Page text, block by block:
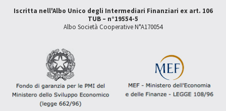
Iscritta nell'Albo Unico degli Intermediari Finanziari ex art. 106
TUB – n°19554-5
Albo Società Cooperative N°A170054